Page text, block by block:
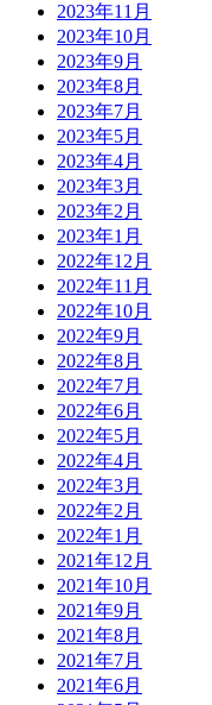
2023年11月
2023年10月
2023年9月
2023年8月
2023年7月
2023年5月
2023年4月
2023年3月
2023年2月
2023年1月
2022年12月
2022年11月
2022年10月
2022年9月
2022年8月
2022年7月
2022年6月
2022年5月
2022年4月
2022年3月
2022年2月
2022年1月
2021年12月
2021年10月
2021年9月
2021年8月
2021年7月
2021年6月